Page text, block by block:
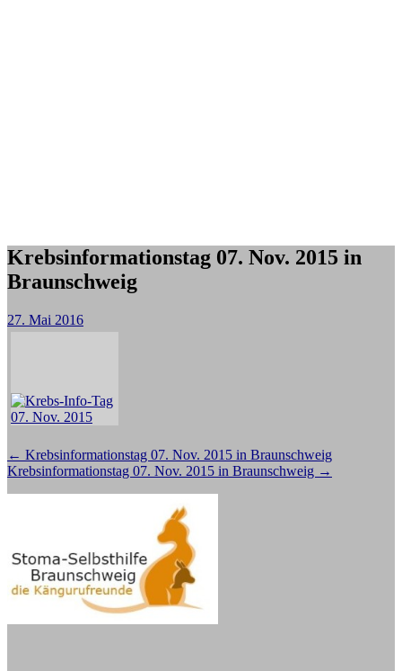
Krebsinformationstag 07. Nov. 2015 in
Braunschweig
27. Mai 2016
Beitragsnavigation
← Krebsinformationstag 07. Nov. 2015 in Braunschweig
Krebsinformationstag 07. Nov. 2015 in Braunschweig →